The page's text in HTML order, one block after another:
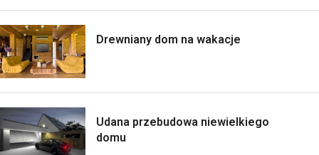
Drewniany dom na wakacje
Udana przebudowa niewielkiego
domu